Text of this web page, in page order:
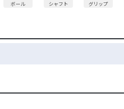
ボール シャフト グリップ